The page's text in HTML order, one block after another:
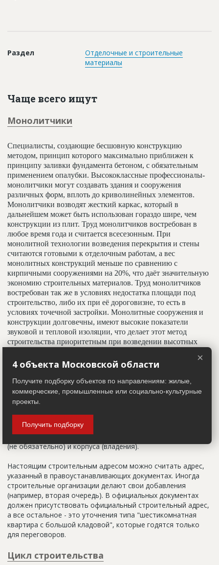
Раздел
Отделочные и строительные
материалы
Чаще всего ищут
Монолитчики
Специалисты, создающие бесшовную конструкцию
методом, принцип которого максимально приближен к
принципу заливки фундамента бетоном, с обязательным
применением опалубки. Высококлассные профессионалы-
монолитчики могут создавать здания и сооружения
различных форм, вплоть до криволинейных элементов.
Монолитчики возводят жесткий каркас, который в
дальнейшем может быть использован гораздо шире, чем
конструкции из плит. Труд монолитчиков востребован в
любое время года и считается всесезонным. При
монолитной технологии возведения перекрытия и стены
считаются готовыми к отделочным работам, а вес
монолитных конструкций меньше по сравнению с
кирпичными сооружениями на 20%, что даёт значительную
экономию строительных материалов. Труд монолитчиков
востребован так же в условиях недостатка площади под
строительство, либо их при её дороговизне, то есть в
условиях точечной застройки. Монолитные сооружения и
конструкции долговечны, имеют высокие показатели
звуковой и тепловой изоляции, что делает этот метод
строительства приоритетным при возведении высотных
Адрес строительный
Адрес пятна застройки, употребляется в качестве
официального адреса дома до окончания строительства,
когда дому присваивают почтовый адрес. Строительный
адрес обычно состоит из трех частей: названия
строительного района (возможно, улицы), номера квартала
(не обязательно) и корпуса (владения).
Настоящим строительным адресом можно считать адрес,
указанный в правоустанавливающих документах. Иногда
строительные организации делают свои добавления
(например, вторая очередь). В официальных документах
должен присутствовать официальный строительный адрес,
а все остальное - это уточнения типа "шестикомнатная
квартира с большой кладовой", которые годятся только
для переговоров.
Цикл строительства
×
4 объекта Московской области
Получите подборку объектов по направлениям: жилые,
коммерческие, промышленные или социально-культурные
проекты.
Получить подборку